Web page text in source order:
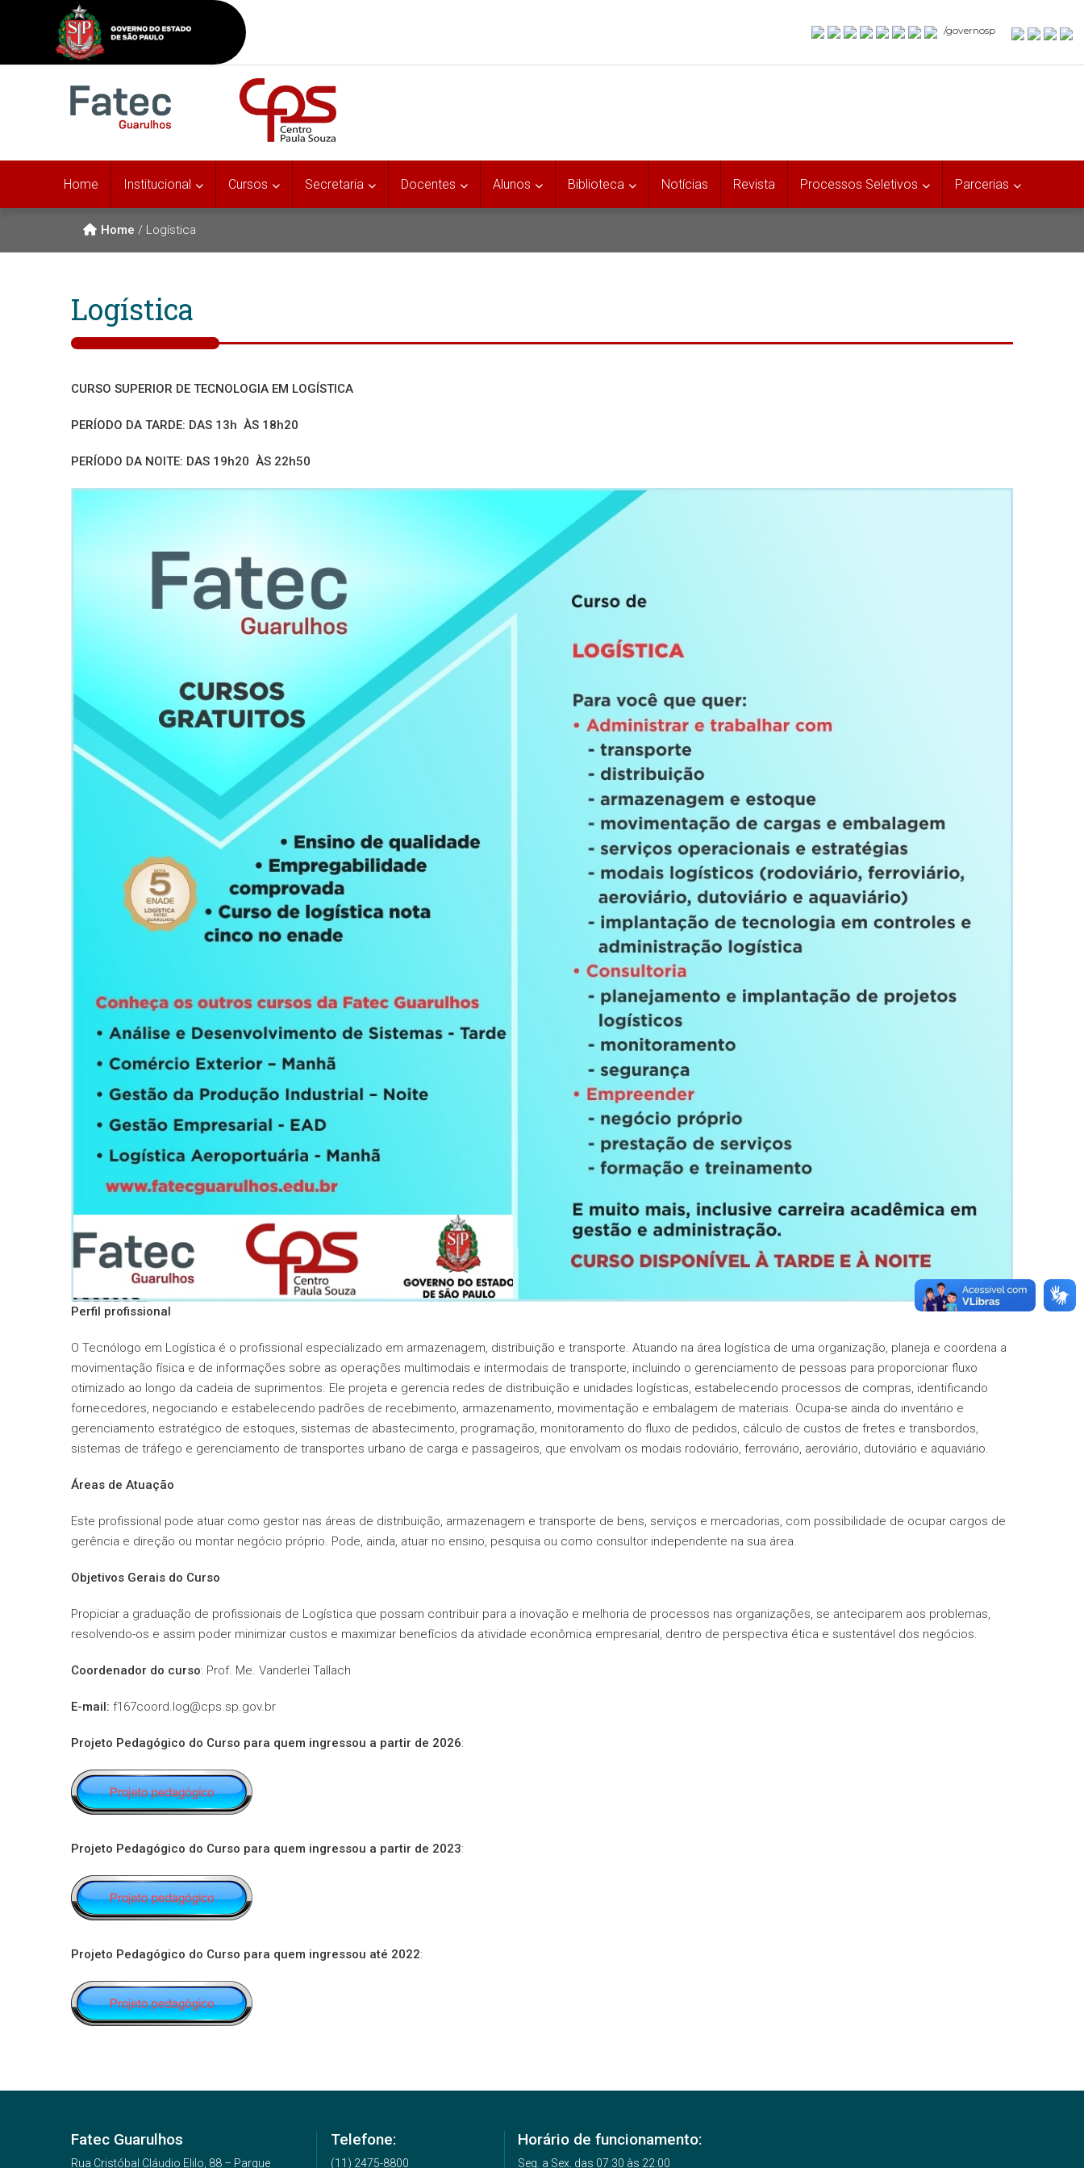
/governosp
Home Institucional Cursos Secretaria Docentes Alunos Biblioteca Notícias Revista Processos Seletivos Parcerias
Home / Logística
Logística
CURSO SUPERIOR DE TECNOLOGIA EM LOGÍSTICA
PERÍODO DA TARDE: DAS 13h ÀS 18h20
PERÍODO DA NOITE: DAS 19h20 ÀS 22h50
Perfil profissional
O Tecnólogo em Logística é o profissional especializado em armazenagem, distribuição e transporte. Atuando na área logística de uma organização, planeja e coordena a
movimentação física e de informações sobre as operações multimodais e intermodais de transporte, incluindo o gerenciamento de pessoas para proporcionar fluxo
otimizado ao longo da cadeia de suprimentos. Ele projeta e gerencia redes de distribuição e unidades logísticas, estabelecendo processos de compras, identificando
fornecedores, negociando e estabelecendo padrões de recebimento, armazenamento, movimentação e embalagem de materiais. Ocupa-se ainda do inventário e
gerenciamento estratégico de estoques, sistemas de abastecimento, programação, monitoramento do fluxo de pedidos, cálculo de custos de fretes e transbordos,
sistemas de tráfego e gerenciamento de transportes urbano de carga e passageiros, que envolvam os modais rodoviário, ferroviário, aeroviário, dutoviário e aquaviário.
Áreas de Atuação
Este profissional pode atuar como gestor nas áreas de distribuição, armazenagem e transporte de bens, serviços e mercadorias, com possibilidade de ocupar cargos de
gerência e direção ou montar negócio próprio. Pode, ainda, atuar no ensino, pesquisa ou como consultor independente na sua área.
Objetivos Gerais do Curso
Propiciar a graduação de profissionais de Logística que possam contribuir para a inovação e melhoria de processos nas organizações, se anteciparem aos problemas,
resolvendo-os e assim poder minimizar custos e maximizar benefícios da atividade econômica empresarial, dentro de perspectiva ética e sustentável dos negócios.
Coordenador do curso: Prof. Me. Vanderlei Tallach
E-mail: f167coord.log@cps.sp.gov.br
Projeto Pedagógico do Curso para quem ingressou a partir de 2026:
Projeto Pedagógico do Curso para quem ingressou a partir de 2023:
Projeto Pedagógico do Curso para quem ingressou até 2022:
Fatec Guarulhos
Rua Cristóbal Cláudio Elilo, 88 – Parque
Telefone:
(11) 2475-8800
Horário de funcionamento:
Seg. a Sex. das 07:30 às 22:00